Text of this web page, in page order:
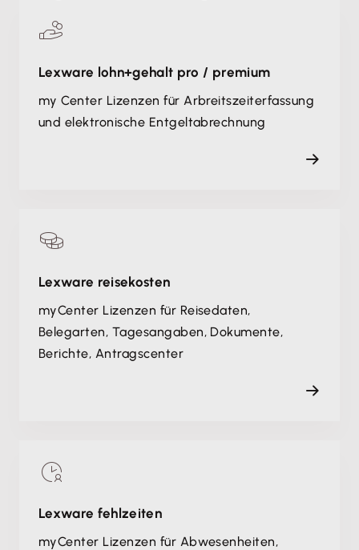
Lexware lohn+gehalt pro / premium
my Center Lizenzen für Arbreits­zeiterfassung
und elektronische Entgelt­abrechnung
Lexware reisekosten
myCenter Lizenzen für Reisedaten,
Belegarten, Tagesangaben, Dokumente,
Berichte, Antragscenter
Lexware fehlzeiten
myCenter Lizenzen für Abwesenheiten,